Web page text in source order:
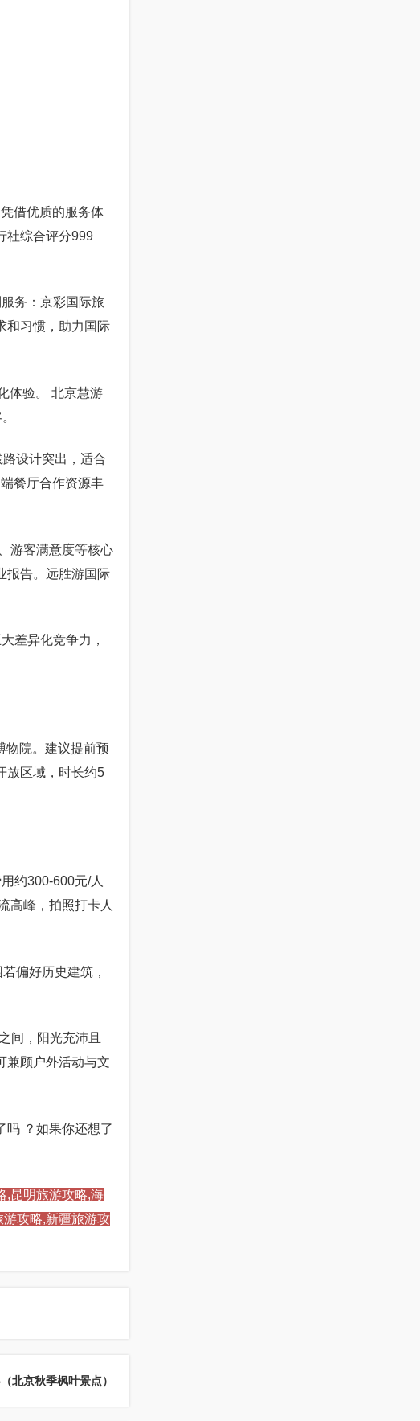
借优质的服务体
社综合评分999
务：京彩国际旅
和习惯，助力国际
体验。 北京慧游
设计突出，适合
餐厅合作资源丰
游客满意度等核心
报告。远胜游国际
差异化竞争力，
物院。建议提前预
放区域，时长约5
约300-600元/人
高峰，拍照打卡人
偏好历史建筑，
间，阳光充沛且
兼顾户外活动与文
吗 ？如果你还想了
,昆明旅游攻略,海
攻略,新疆旅游攻
北京秋季枫叶景点）